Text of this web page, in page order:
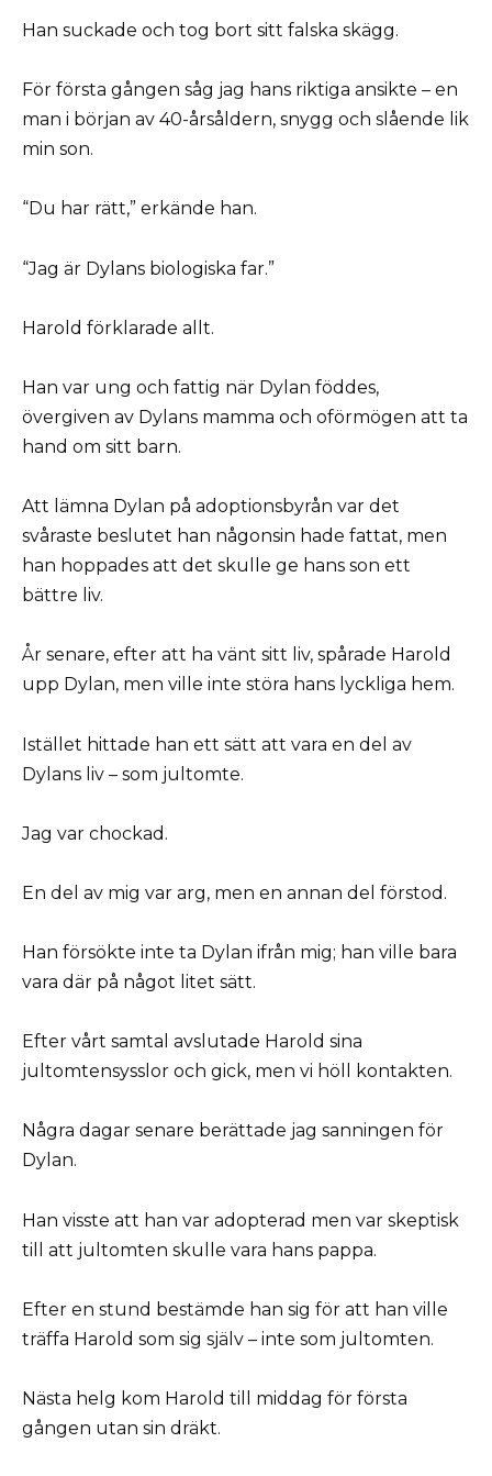
Han suckade och tog bort sitt falska skägg.
För första gången såg jag hans riktiga ansikte – en
man i början av 40-årsåldern, snygg och slående lik
min son.
“Du har rätt,” erkände han.
“Jag är Dylans biologiska far.”
Harold förklarade allt.
Han var ung och fattig när Dylan föddes,
övergiven av Dylans mamma och oförmögen att ta
hand om sitt barn.
Att lämna Dylan på adoptionsbyrån var det
svåraste beslutet han någonsin hade fattat, men
han hoppades att det skulle ge hans son ett
bättre liv.
År senare, efter att ha vänt sitt liv, spårade Harold
upp Dylan, men ville inte störa hans lyckliga hem.
Istället hittade han ett sätt att vara en del av
Dylans liv – som jultomte.
Jag var chockad.
En del av mig var arg, men en annan del förstod.
Han försökte inte ta Dylan ifrån mig; han ville bara
vara där på något litet sätt.
Efter vårt samtal avslutade Harold sina
jultomtensysslor och gick, men vi höll kontakten.
Några dagar senare berättade jag sanningen för
Dylan.
Han visste att han var adopterad men var skeptisk
till att jultomten skulle vara hans pappa.
Efter en stund bestämde han sig för att han ville
träffa Harold som sig själv – inte som jultomten.
Nästa helg kom Harold till middag för första
gången utan sin dräkt.